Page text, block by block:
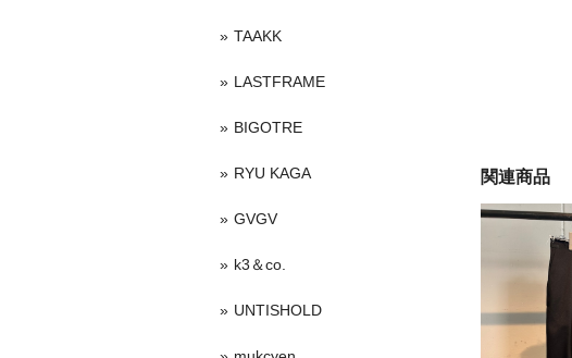
関連商品
TAAKK
LASTFRAME
BIGOTRE
RYU KAGA
GVGV
k3＆co.
UNTISHOLD